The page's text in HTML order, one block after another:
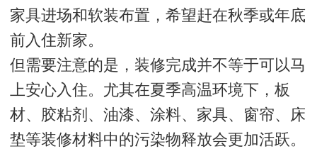
家具进场和软装布置，希望赶在秋季或年底
前入住新家。
但需要注意的是，装修完成并不等于可以马
上安心入住。尤其在夏季高温环境下，板
材、胶粘剂、油漆、涂料、家具、窗帘、床
垫等装修材料中的污染物释放会更加活跃。